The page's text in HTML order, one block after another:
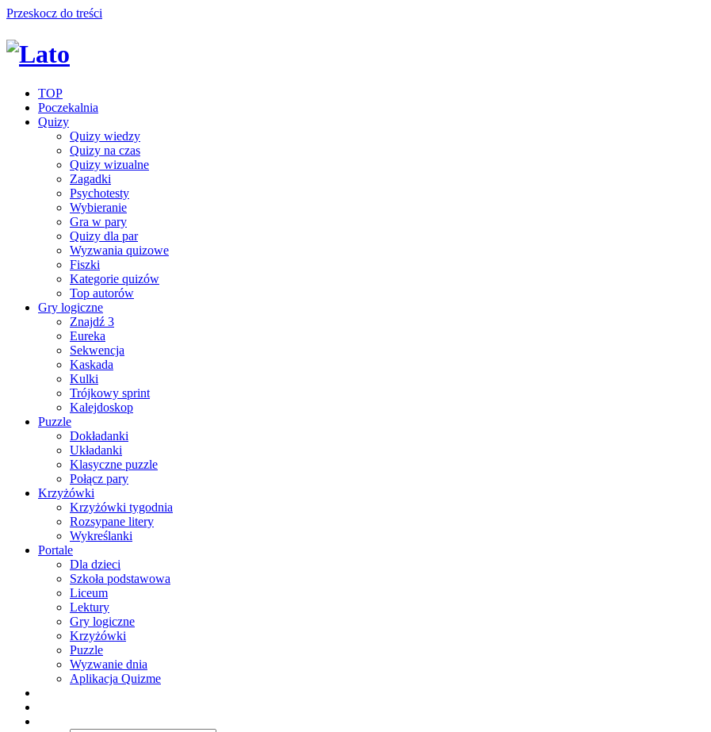
Przeskocz do treści
TOP
Poczekalnia
Quizy
Quizy wiedzy
Quizy na czas
Quizy wizualne
Zagadki
Psychotesty
Wybieranie
Gra w pary
Quizy dla par
Wyzwania quizowe
Fiszki
Kategorie quizów
Top autorów
Gry logiczne
Znajdź 3
Eureka
Sekwencja
Kaskada
Kulki
Trójkowy sprint
Kalejdoskop
Puzzle
Dokładanki
Układanki
Klasyczne puzzle
Połącz pary
Krzyżówki
Krzyżówki tygodnia
Rozsypane litery
Wykreślanki
Portale
Dla dzieci
Szkoła podstawowa
Liceum
Lektury
Gry logiczne
Krzyżówki
Puzzle
Wyzwanie dnia
Aplikacja Quizme